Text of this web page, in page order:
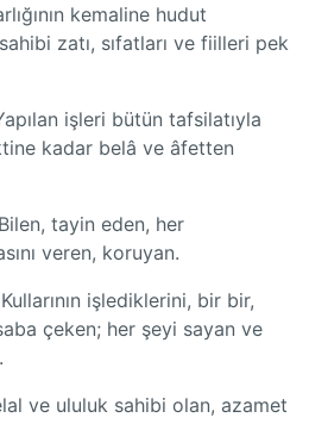
kemaline hudut
zatı, sıfatları ve fiilleri pek
işleri bütün tafsilatıyla
kadar belâ ve âfetten
Bilen, tayin eden, her
veren, koruyan.
Kullarının işlediklerini, bir bir,
çeken; her şeyi sayan ve
ve ululuk sahibi olan, azamet